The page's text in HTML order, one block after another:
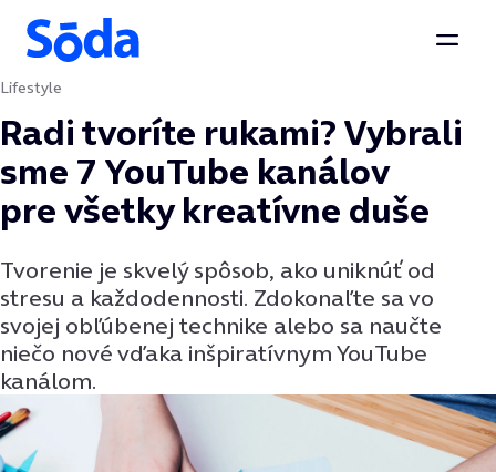
Preskočiť na obsah
Lifestyle
Radi tvoríte rukami? Vybrali
sme 7 YouTube kanálov
pre všetky kreatívne duše
Tvorenie je skvelý spôsob, ako uniknúť od
stresu a každodennosti. Zdokonaľte sa vo
svojej obľúbenej technike alebo sa naučte
niečo nové vďaka inšpiratívnym YouTube
kanálom.